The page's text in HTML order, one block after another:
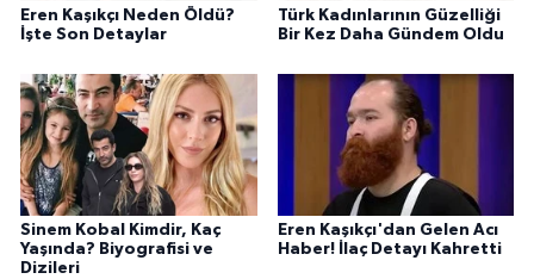
Eren Kaşıkçı Neden Öldü?
İşte Son Detaylar
Türk Kadınlarının Güzelliği
Bir Kez Daha Gündem Oldu
Sinem Kobal Kimdir, Kaç
Yaşında? Biyografisi ve
Dizileri
Eren Kaşıkçı'dan Gelen Acı
Haber! İlaç Detayı Kahretti